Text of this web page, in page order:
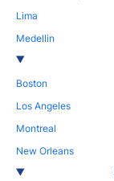
Lima
Medellin
Boston
Los Angeles
Montreal
New Orleans